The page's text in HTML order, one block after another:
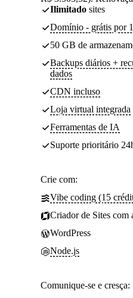
Ilimitado sites
Domínio - grátis por
50 GB de
Backups diários +
dados
CDN incluso
Loja virtual integrada
Ferramentas de IA
Suporte prioritário
Crie com:
Vibe coding (15
Criador de Sites com
WordPress
Node.js
Comunique-se e cresça: